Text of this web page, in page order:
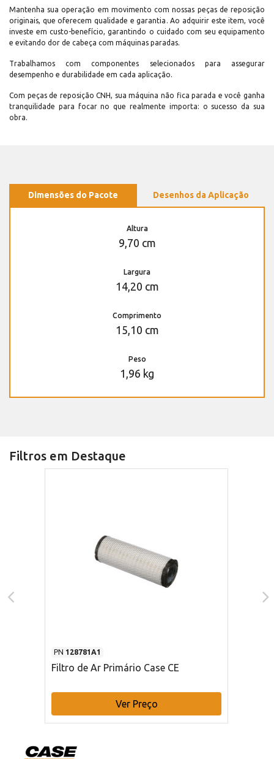
Mantenha sua operação em movimento com nossas peças de reposição
originais, que oferecem qualidade e garantia. Ao adquirir este item, você
investe em custo-benefício, garantindo o cuidado com seu equipamento
e evitando dor de cabeça com máquinas paradas.
Trabalhamos com componentes selecionados para assegurar
desempenho e durabilidade em cada aplicação.
Com peças de reposição CNH, sua máquina não fica parada e você ganha
tranquilidade para focar no que realmente importa: o sucesso da sua
obra.
Dimensões do Pacote Desenhos da Aplicação
Altura
9,70 cm
Largura
14,20 cm
Comprimento
15,10 cm
Peso
1,96 kg
Filtros em Destaque
PN 128781A1
Filtro de Ar Primário Case CE
Ver Preço